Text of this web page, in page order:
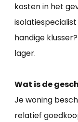
kosten in het
isolatiespecialist
handige
lager.
Wat is de
Je woning
relatief